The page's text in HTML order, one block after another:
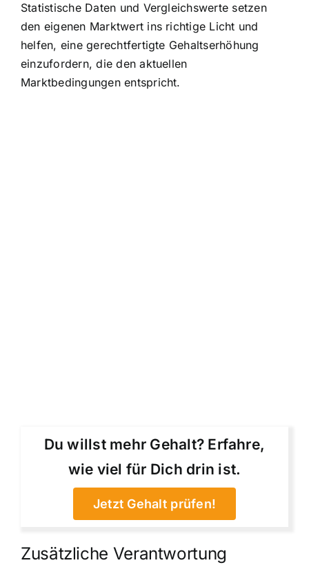
Statistische Daten und Vergleichswerte setzen
den eigenen Marktwert ins richtige Licht und
helfen, eine gerechtfertigte Gehaltserhöhung
einzufordern, die den aktuellen
Marktbedingungen entspricht.
Du willst mehr Gehalt? Erfahre,
wie viel für Dich drin ist.
Jetzt Gehalt prüfen!
Zusätzliche Verantwortung